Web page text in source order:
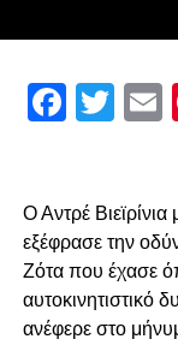
διοικητικά
ΠΑΟΚ.
Ο λόγος της
στήριξη
Ο Αντρέ
εξέφρασε την
Ζότα που έχασε
αυτοκινητιστικό
ανέφερε στο